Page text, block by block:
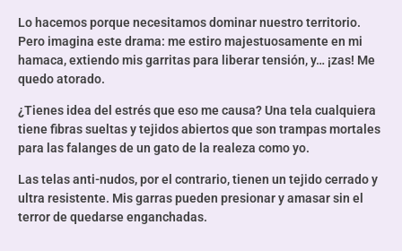
Lo hacemos porque necesitamos dominar nuestro territorio.
Pero imagina este drama: me estiro majestuosamente en mi
hamaca, extiendo mis garritas para liberar tensión, y… ¡zas! Me
quedo atorado.
¿Tienes idea del estrés que eso me causa? Una tela cualquiera
tiene fibras sueltas y tejidos abiertos que son trampas mortales
para las falanges de un gato de la realeza como yo.
Las telas anti-nudos, por el contrario, tienen un tejido cerrado y
ultra resistente. Mis garras pueden presionar y amasar sin el
terror de quedarse enganchadas.